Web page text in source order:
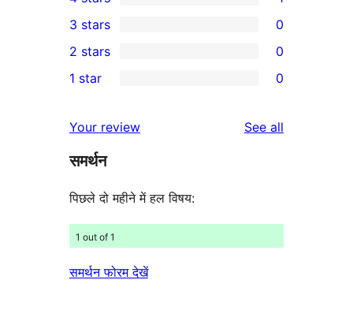
5-
star
review
4-
star
review
0
3-
star
3 stars 0
2-
reviews
2 stars 0
star
reviews
1 star 0
Your review See all
समर्थन
पिछले दो महीने में हल विषय:
1 out of 1
समर्थन फोरम देखें